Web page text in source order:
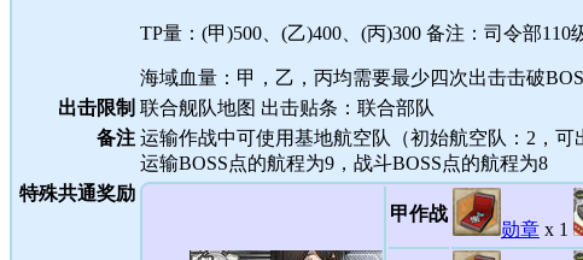
TP量：(甲)500、(乙)400、(丙)300 备注：司令部110
海域血量：甲，乙，丙均需要最少四次出击击破
出击限制 联合舰队地图 出击贴条：联合部队
备注 运输作战中可使用基地航空队（初始航空队：2，
运输BOSS点的航程为9，战斗BOSS点的航程为8
特殊共通奖励
甲作战
勋章 x 1